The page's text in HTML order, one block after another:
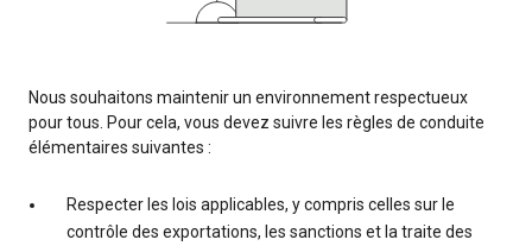
Nous souhaitons maintenir un environnement respectueux
pour tous. Pour cela, vous devez suivre les règles de conduite
élémentaires suivantes :
Respecter les lois applicables, y compris celles sur le
contrôle des exportations, les sanctions et la traite des